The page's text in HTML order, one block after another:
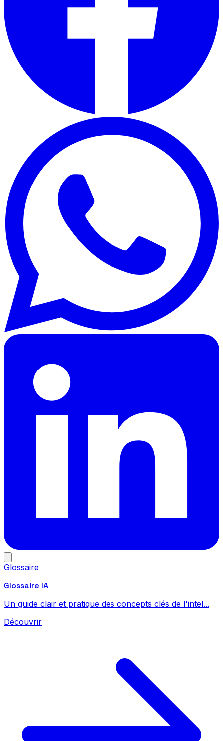
Glossaire
Glossaire IA
Un guide clair et pratique des concepts clés de l'intel...
Découvrir